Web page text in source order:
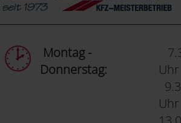
Montag -
Donnerstag:
Uhr
Uhr